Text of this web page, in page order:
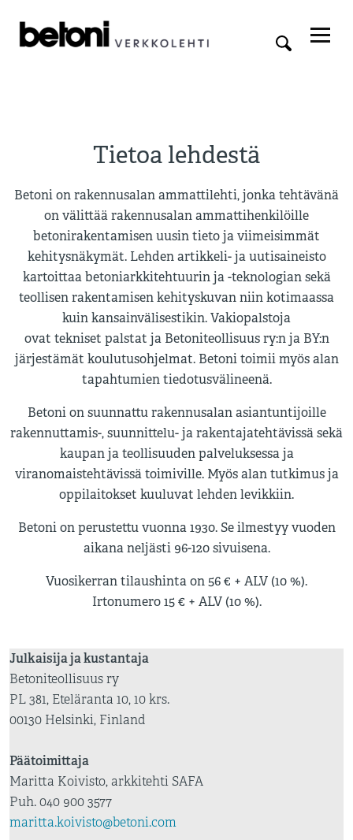
Tietoa lehdestä
Betoni on rakennusalan ammattilehti, jonka tehtävänä
on välittää rakennusalan ammattihenkilöille
betonirakentamisen uusin tieto ja viimeisimmät
kehitysnäkymät. Lehden artikkeli- ja uutisaineisto
kartoittaa betoniarkkitehtuurin ja -teknologian sekä
teollisen rakentamisen kehityskuvan niin kotimaassa
kuin kansainvälisestikin. Vakiopalstoja
ovat tekniset palstat ja Betoniteollisuus ry:n ja BY:n
järjestämät koulutusohjelmat. Betoni toimii myös alan
tapahtumien tiedotusvälineenä.
Betoni on suunnattu rakennusalan asiantuntijoille
rakennuttamis-, suunnittelu- ja rakentajatehtävissä sekä
kaupan ja teollisuuden palveluksessa ja
viranomaistehtävissä toimiville. Myös alan tutkimus ja
oppilaitokset kuuluvat lehden levikkiin.
Betoni on perustettu vuonna 1930. Se ilmestyy vuoden
aikana neljästi 96-120 sivuisena.
Vuosikerran tilaushinta on 56 € + ALV (10 %).
Irtonumero 15 € + ALV (10 %).
Julkaisija ja kustantaja
Betoniteollisuus ry
PL 381, Eteläranta 10, 10 krs.
00130 Helsinki, Finland
Päätoimittaja
Maritta Koivisto, arkkitehti SAFA
Puh. 040 900 3577
maritta.koivisto@betoni.com